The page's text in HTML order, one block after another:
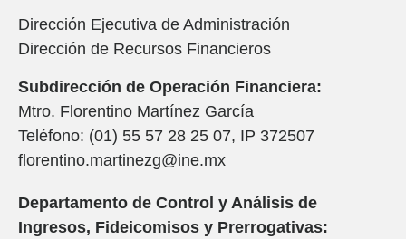
Dirección Ejecutiva de Administración
Dirección de Recursos Financieros
Subdirección de Operación Financiera:
Mtro. Florentino Martínez García
Teléfono: (01) 55 57 28 25 07, IP 372507
florentino.martinezg@ine.mx
Departamento de Control y Análisis de
Ingresos, Fideicomisos y Prerrogativas: